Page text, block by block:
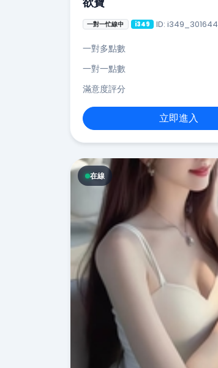
一對一忙線中 i349 ID: i349_301644
一對多點數
一對一點數
滿意度評分
立即進入
在線